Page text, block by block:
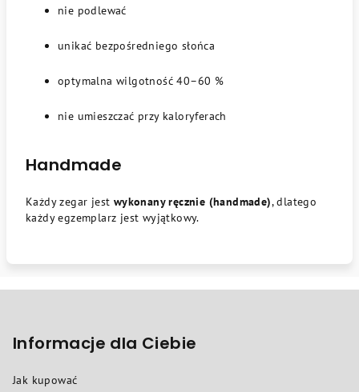
nie podlewać
unikać bezpośredniego słońca
optymalna wilgotność 40–60 %
nie umieszczać przy kaloryferach
Handmade
Każdy zegar jest wykonany ręcznie (handmade), dlatego
każdy egzemplarz jest wyjątkowy.
Informacje dla Ciebie
Jak kupować